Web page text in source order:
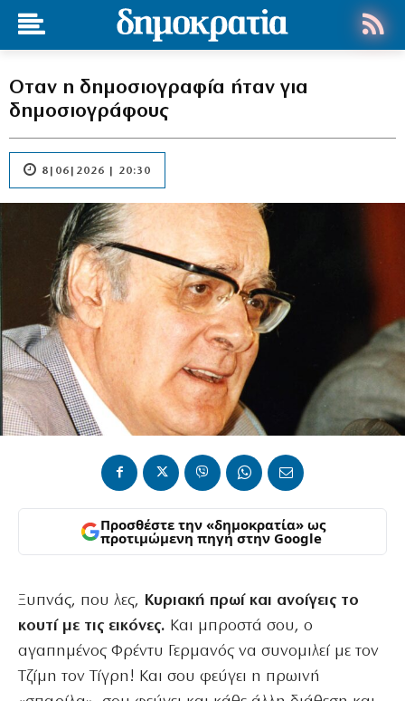
Οταν η δημοσιογραφία ήταν για
δημοσιογράφους
8|06|2026 | 20:30
Προσθέστε την «δημοκρατία» ως
προτιμώμενη πηγή στην Google
Ξυπνάς, που λες, Κυριακή πρωί και ανοίγεις το
κουτί με τις εικόνες. Και μπροστά σου, ο
αγαπημένος Φρέντυ Γερμανός να συνομιλεί με τον
Τζίμη τον Τίγρη! Και σου φεύγει η πρωινή